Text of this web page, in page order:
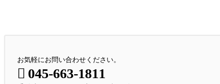
お気軽にお問い合わせください。
045-663-1811